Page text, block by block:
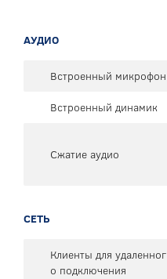
АУДИО
Встроенный микрофон
Встроенный динамик
Сжатие аудио
СЕТЬ
Клиенты для удаленног
о подключения